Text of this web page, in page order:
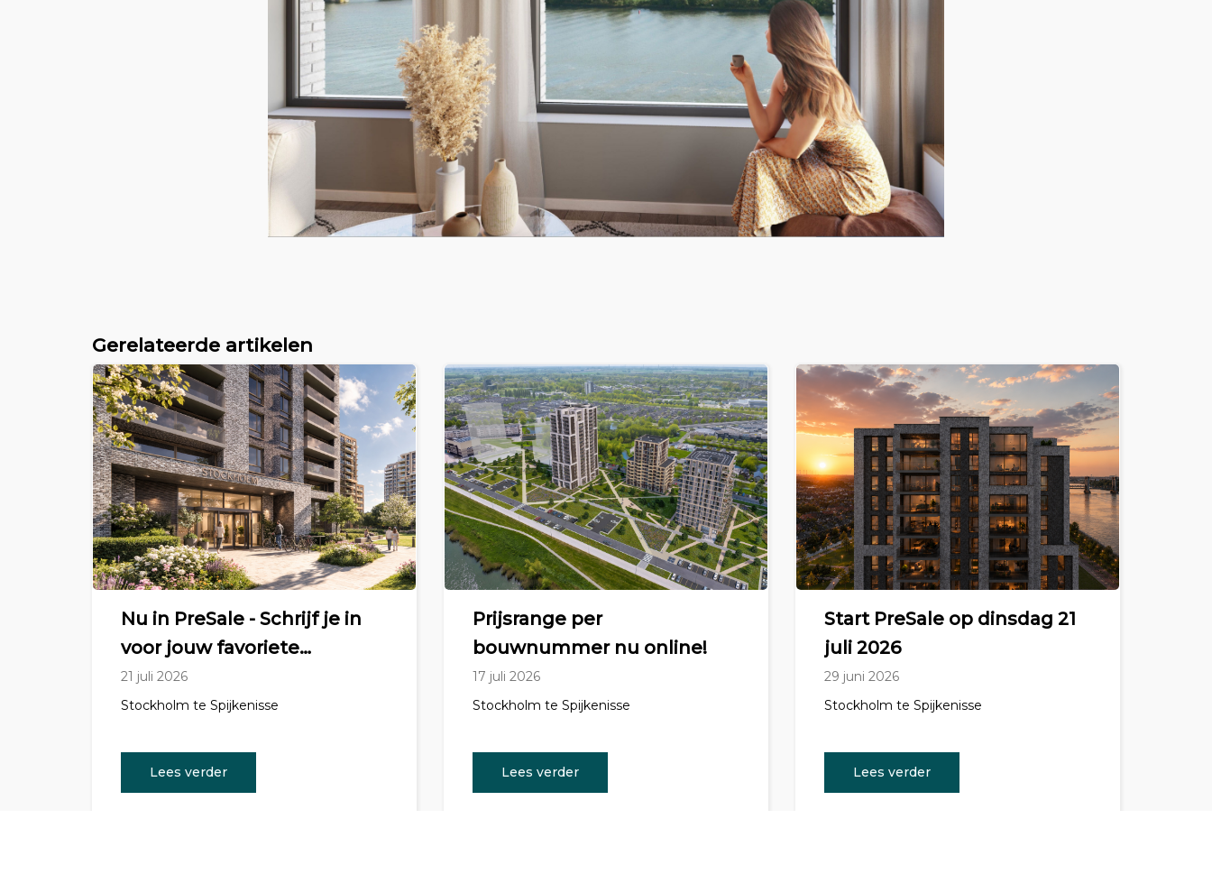
Gerelateerde artikelen
Nu in PreSale - Schrijf je in
voor jouw favoriete
appartemt(en)
21 juli 2026
Stockholm te Spijkenisse
Lees verder
Prijsrange per
bouwnummer nu online!
17 juli 2026
Stockholm te Spijkenisse
Lees verder
Start PreSale op dinsdag 21
juli 2026
29 juni 2026
Stockholm te Spijkenisse
Lees verder